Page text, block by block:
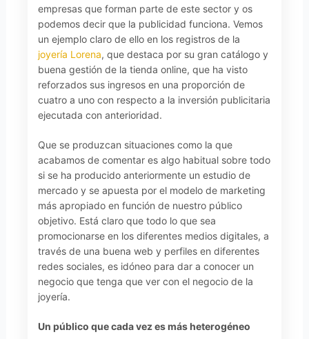
empresas que forman parte de este sector y os
podemos decir que la publicidad funciona. Vemos
un ejemplo claro de ello en los registros de la
joyería Lorena, que destaca por su gran catálogo y
buena gestión de la tienda online, que ha visto
reforzados sus ingresos en una proporción de
cuatro a uno con respecto a la inversión publicitaria
ejecutada con anterioridad.
Que se produzcan situaciones como la que
acabamos de comentar es algo habitual sobre todo
si se ha producido anteriormente un estudio de
mercado y se apuesta por el modelo de marketing
más apropiado en función de nuestro público
objetivo. Está claro que todo lo que sea
promocionarse en los diferentes medios digitales, a
través de una buena web y perfiles en diferentes
redes sociales, es idóneo para dar a conocer un
negocio que tenga que ver con el negocio de la
joyería.
Un público que cada vez es más heterogéneo